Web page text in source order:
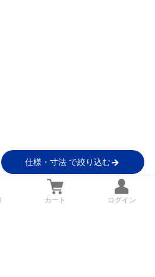
仕様・寸法 で絞り込む
カート ログイン